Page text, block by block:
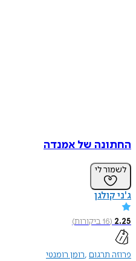
החתונה של אמנדה
לשמור לי
ג'ני קולגן
2.25
(
16ביקורות)
פרוזה תרגום רומן רומנטי